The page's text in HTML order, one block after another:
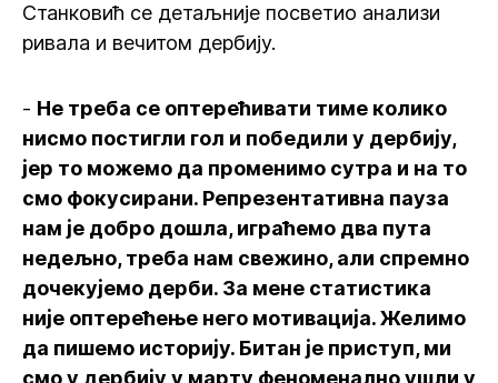
Станковић се детаљније посветио анализи
ривала и вечитом дербију.
- Не треба се оптерећивати тиме колико
нисмо постигли гол и победили у дербију,
јер то можемо да променимо сутра и на то
смо фокусирани. Репрезентативна пауза
нам је добро дошла, играћемо два пута
недељно, треба нам свежино, али спремно
дочекујемо дерби. За мене статистика
није оптерећење него мотивација. Желимо
да пишемо историју. Битан је приступ, ми
смо у дербију у марту феноменално ушли у